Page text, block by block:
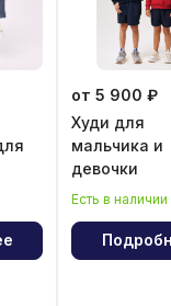
от 5 900 ₽
Худи для
мальчика и
девочки
Есть в наличии